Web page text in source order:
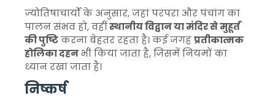
ज्योतिषाचार्यों के अनुसार, जहां परंपरा और पंचांग का
पालन संभव हो, वहींस्थानीय विद्वान या मंदिर से मुहूर्त
की पुष्टिकरना बेहतर रहता है। कई जगहप्रतीकात्मक
होलिका दहन भी किया जाता है, जिसमें नियमों का
ध्यान रखा जाता है।
निष्कर्ष